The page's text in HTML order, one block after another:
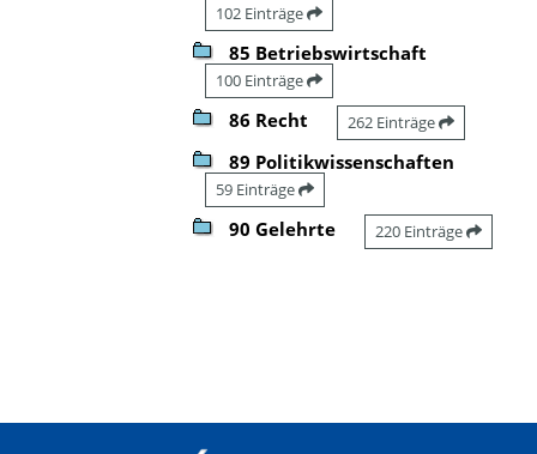
102 Einträge
85 Betriebswirtschaft
100 Einträge
86 Recht 262 Einträge
89 Politikwissenschaften
59 Einträge
90 Gelehrte 220 Einträge